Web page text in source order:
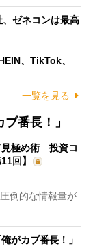
、ゼネコンは最高
、TikTok、
一覧を見る
番長！」
見極め術 投資コ
回】
倒的な情報量が
がカブ番長！」